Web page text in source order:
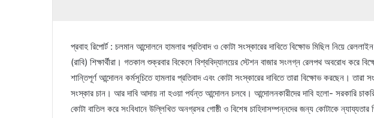
প্রবাহ রিপোর্ট : চলমান আন্দোলনে হামলার প্রতিবাদ ও কোটা সংস্কারের দাবিতে বিক্ষোভ মিছিল নিয়ে
(রাবি) শিক্ষার্থীরা। গতকাল শুক্রবার বিকেলে বিশ্ববিদ্যালয়ের স্টেশন বাজার সংলগ্ন রেলপথ অবরোধ করে
শান্তিপূর্ণ আন্দোলন কর্মসূচিতে হামলার প্রতিবাদ এবং কোটা সংস্কারের দাবিতে তারা বিক্ষোভ করছেন।
সংস্কার চান। আর দাবি আদায় না হওয়া পর্যন্ত আন্দোলন চলবে। আন্দোলনকারীদের দাবি হলো- সরকারি
কোটা বাতিল করে সংবিধানে উল্লিখিত অনগ্রসর গোষ্ঠী ও বিশেষ চাহিদাসম্পন্নদের জন্য কোটাকে ন্যায্যতার